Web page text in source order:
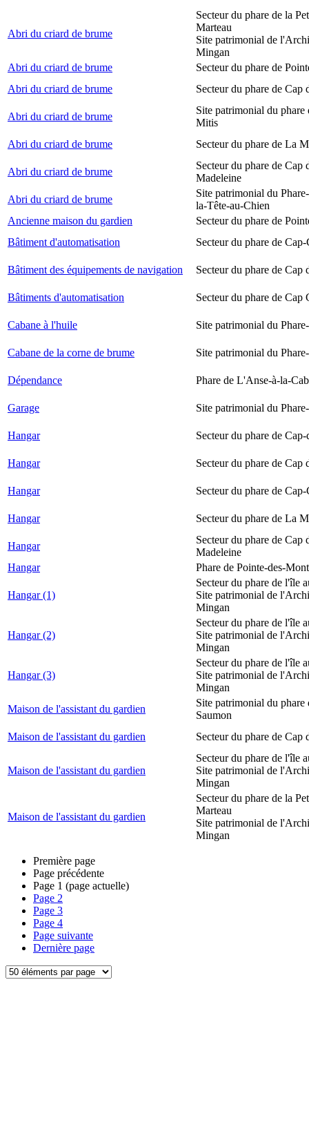
Abri du criard de brume
Secteur du phare de la
Marteau
Site patrimonial de
Mingan
Abri du criard de brume
Secteur du phare de
Abri du criard de brume
Secteur du phare de Cap
Abri du criard de brume
Site patrimonial du phare
Mitis
Abri du criard de brume
Secteur du phare de La
Abri du criard de brume
Secteur du phare de Cap
Madeleine
Abri du criard de brume
Site patrimonial du
la-Tête-au-Chien
Ancienne maison du gardien
Secteur du phare de
Bâtiment d'automatisation
Secteur du phare de Cap-
Bâtiment des équipements de navigation Secteur du phare de Cap
Bâtiments d'automatisation Secteur du phare de Cap
Cabane à l'huile Site patrimonial du
Cabane de la corne de brume Site patrimonial du
Dépendance Phare de L'Anse-à-la-
Garage Site patrimonial du
Hangar Secteur du phare de Cap-
Hangar Secteur du phare de Cap
Hangar Secteur du phare de Cap-
Hangar Secteur du phare de La
Hangar
Secteur du phare de Cap
Madeleine
Hangar
Phare de Pointe-des-
Hangar (1)
Secteur du phare de l'île
Site patrimonial de
Mingan
Hangar (2)
Secteur du phare de l'île
Site patrimonial de
Mingan
Hangar (3)
Secteur du phare de l'île
Site patrimonial de
Mingan
Maison de l'assistant du gardien
Site patrimonial du phare
Saumon
Maison de l'assistant du gardien
Secteur du phare de Cap
Maison de l'assistant du gardien
Secteur du phare de l'île
Site patrimonial de
Mingan
Maison de l'assistant du gardien
Secteur du phare de la
Marteau
Site patrimonial de
Mingan
Première page
Page précédente
Page 1 (page actuelle)
Page 2
Page 3
Page 4
Page suivante
Dernière page